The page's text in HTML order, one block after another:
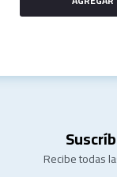
Recibe todas